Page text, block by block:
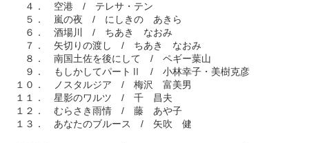
４． 空港 / テレサ・テン
５． 嵐の夜 / にしきの あきら
６． 酒場川 / ちあき なおみ
７． 矢切りの渡し / ちあき なおみ
８． 南国土佐を後にして / ペギー葉山
９． もしかしてパートⅡ / 小林幸子・美樹克彦
１０． ノスタルジア / 梅沢 富美男
１１． 星影のワルツ / 千 昌夫
１２． むらさき雨情 / 藤 あや子
１３． あなたのブルース / 矢吹 健